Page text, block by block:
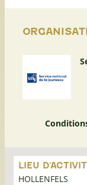
LIEU
HOLLENFELS
Passer
carte